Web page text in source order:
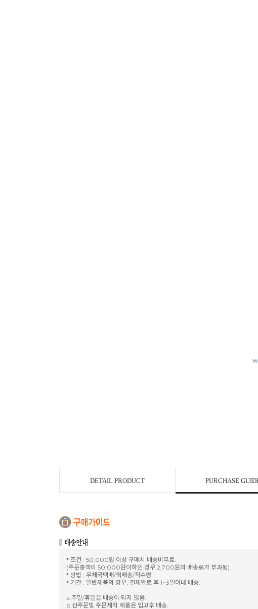
DETAIL PRODUCT PURCHASE
* 조건 : 50,000원 이상 구매시 배송비무료.
(주문총액이 50,000원이하인 경우 2,700원의 배송료가 부과됨)
* 방법 : 우체국택배/퀵배송/직수령
* 기간 : 일반제품의 경우, 결제완료 후 1~3일이내 배송.
a.주말/휴일은 배송이 되지 않음.
b.선주문및 주문제작 제품은 입고후 배송.